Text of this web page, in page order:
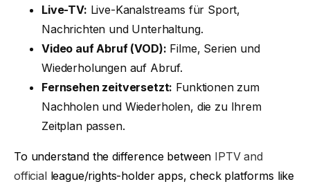
Live-TV: Live-Kanalstreams für Sport,
Nachrichten und Unterhaltung.
Video auf Abruf (VOD): Filme, Serien und
Wiederholungen auf Abruf.
Fernsehen zeitversetzt: Funktionen zum
Nachholen und Wiederholen, die zu Ihrem
Zeitplan passen.
To understand the difference between IPTV and
officialleague/rights-holder apps, check platforms like